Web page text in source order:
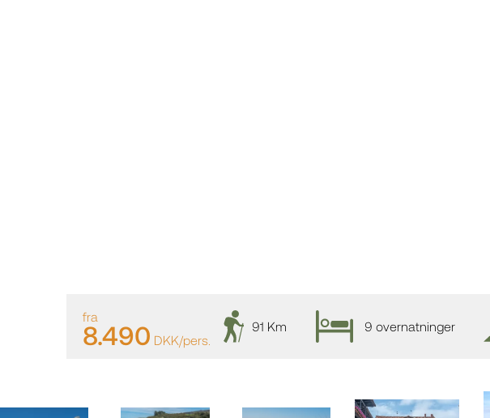
fra
8.490 DKK/pers.
91 Km 9 overnatninger